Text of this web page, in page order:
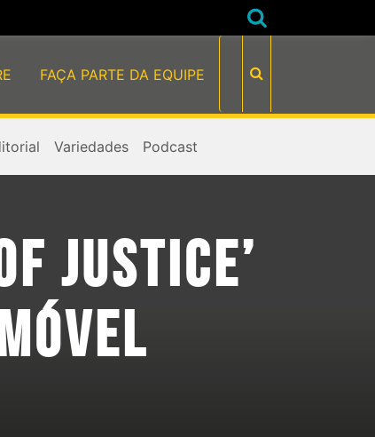
FAÇA PARTE DA EQUIPE
Variedades Podcast
JUSTICE’